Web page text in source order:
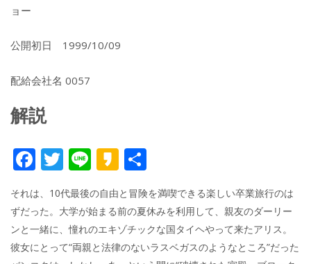
ョー
公開初日 1999/10/09
配給会社名 0057
解説
F
e
b
o
T
w
itt
er
Li
n
e
K
a
k
a
o
有
それは、10代最後の自由と冒険を満喫できる楽しい卒業旅行のは
ずだった。大学が始まる前の夏休みを利用して、親友のダーリー
ンと一緒に、憧れのエキゾチックな国タイヘやって来たアリス。
彼女にとって“両親と法律のないラスベガスのようなところ”だった